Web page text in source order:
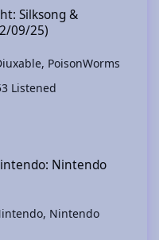
Silksong &
09/25)
, PoisonWorms
Listened
Nintendo
, Nintendo